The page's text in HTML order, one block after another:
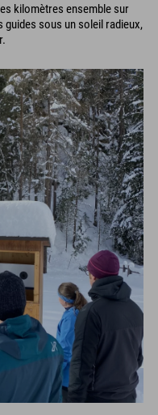
kilomètres ensemble sur
guides sous un soleil radieux,